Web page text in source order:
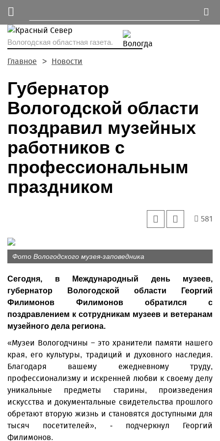
Вологодская областная газета.
Главное Новости
Губернатор
Вологодской области
поздравил музейных
работников с
профессиональным
праздником
581
Фото Вологодского музея-заповедника
Сегодня, в Международный день музеев,
губернатор Вологодской области Георгий
Филимонов Филимонов обратился с
поздравлением к сотрудникам музеев и ветеранам
музейного дела региона.
«Музеи Вологодчины – это хранители памяти нашего
края, его культуры, традиций и духовного наследия.
Благодаря вашему ежедневному труду,
профессионализму и искренней любви к своему делу
уникальные предметы старины, произведения
искусства и документальные свидетельства прошлого
обретают вторую жизнь и становятся доступными для
тысяч посетителей», - подчеркнул Георгий
Филимонов.